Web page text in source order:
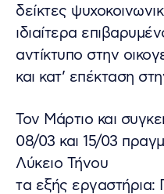
δείκτες
ιδιαίτερα
αντίκτυπο στην
και κατ’ επέκταση
Τον Μάρτιο και
08/03 και 15/03
Λύκειο Τήνου
τα εξής